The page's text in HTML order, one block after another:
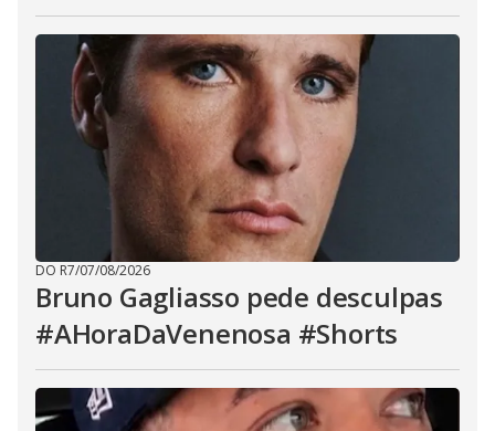
DO R7/07/08/2026
Bruno Gagliasso pede desculpas
#AHoraDaVenenosa #Shorts